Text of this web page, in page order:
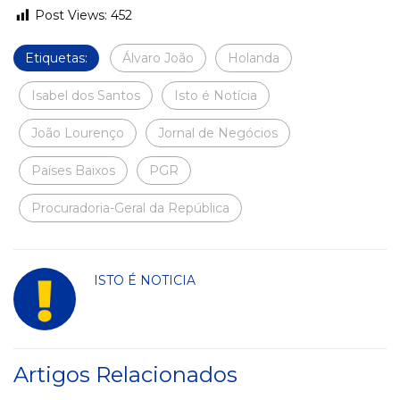
Post Views: 452
Etiquetas: Álvaro João Holanda
Isabel dos Santos Isto é Notícia
João Lourenço Jornal de Negócios
Países Baixos PGR
Procuradoria-Geral da República
ISTO É NOTICIA
Artigos Relacionados